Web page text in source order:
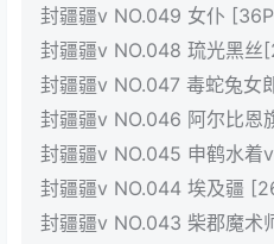
封疆疆v NO.049 女仆
封疆疆v NO.048 琉光黑丝
封疆疆v NO.047 毒蛇兔女
封疆疆v NO.046 阿尔比恩
封疆疆v NO.045 申鹤水着
封疆疆v NO.044 埃及疆
封疆疆v NO.043 柴郡魔术